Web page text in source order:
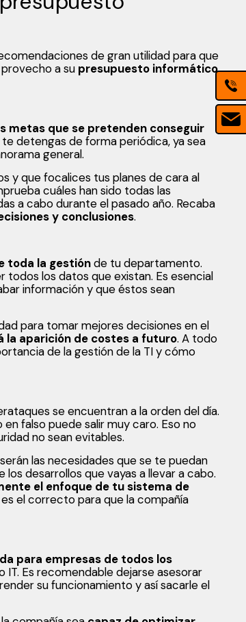
de gran utilidad para que
a su presupuesto informático
metas que se pretenden conseguir
detengas de forma periódica, ya sea
general.
y que focalices tus planes de cara al
cuáles han sido todas las
a cabo durante el pasado año. Recaba
y conclusiones.
toda la gestiónde tu departamento.
los datos que existan. Es esencial
información y que éstos sean
para tomar mejores decisiones en el
la aparición de costes a futuro. A todo
de la gestión de la TI y cómo
se encuentran a la orden del día.
en falso puede salir muy caro. Eso no
no sean evitables.
las necesidades que se te puedan
desarrollos que vayas a llevar a cabo.
el enfoque de tu sistema de
el correcto para que la compañía
para empresas de todos los
Es recomendable dejarse asesorar
su funcionamiento y así sacarle el